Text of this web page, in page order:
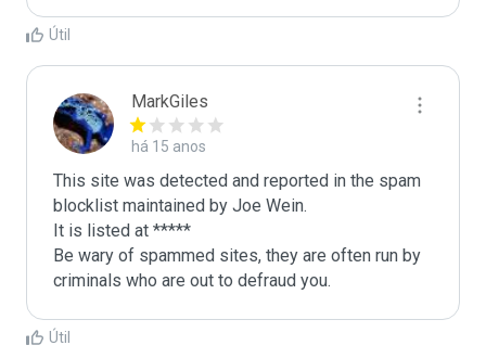
Útil
MarkGiles
há 15 anos
This site was detected and reported in the spam
blocklist maintained by Joe Wein.
It is listed at *****
Be wary of spammed sites, they are often run by
criminals who are out to defraud you.
Útil